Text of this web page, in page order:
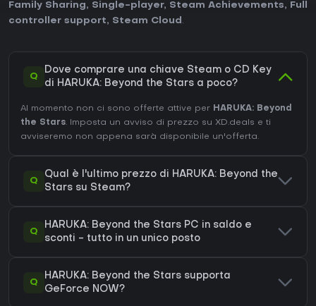
Family Sharing, Single-player, Steam Achievements,
Full
controller support, Steam Cloud .
Q
Dove comprare una chiave Steam o CD Key
di HARUKA: Beyond the Stars a poco?
Al momento non ci sono offerte attive per HARUKA: Beyond
the Stars. Imposta un avviso di prezzo su XD.deals e ti
avviseremo non appena sarà disponibile un'offerta.
Q
Qual è l'ultimo prezzo di HARUKA: Beyond the
Stars su Steam?
Q
HARUKA: Beyond the Stars PC in saldo e
sconti - tutto in un unico posto
Q
HARUKA: Beyond the Stars supporta
GeForce NOW?